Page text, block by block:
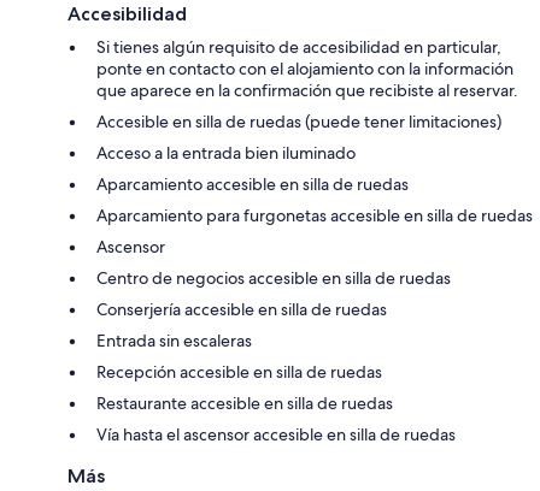
Accesibilidad
Si tienes algún requisito de accesibilidad en particular,
ponte en contacto con el alojamiento con la información
que aparece en la confirmación que recibiste al reservar.
Accesible en silla de ruedas (puede tener limitaciones)
Acceso a la entrada bien iluminado
Aparcamiento accesible en silla de ruedas
Aparcamiento para furgonetas accesible en silla de ruedas
Ascensor
Centro de negocios accesible en silla de ruedas
Conserjería accesible en silla de ruedas
Entrada sin escaleras
Recepción accesible en silla de ruedas
Restaurante accesible en silla de ruedas
Vía hasta el ascensor accesible en silla de ruedas
Más